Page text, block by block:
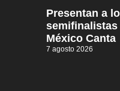
Presentan a
México Canta
7 agosto 2026